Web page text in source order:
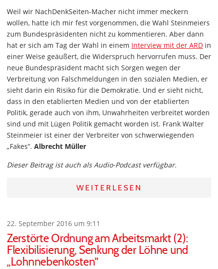
Weil wir NachDenkSeiten-Macher nicht immer meckern
wollen, hatte ich mir fest vorgenommen, die Wahl Steinmeiers
zum Bundespräsidenten nicht zu kommentieren. Aber dann
hat er sich am Tag der Wahl in einem Interview mit der ARD in
einer Weise geäußert, die Widerspruch hervorrufen muss. Der
neue Bundespräsident macht sich Sorgen wegen der
Verbreitung von Falschmeldungen in den sozialen Medien, er
sieht darin ein Risiko für die Demokratie. Und er sieht nicht,
dass in den etablierten Medien und von der etablierten
Politik, gerade auch von ihm, Unwahrheiten verbreitet worden
sind und mit Lügen Politik gemacht worden ist. Frank Walter
Steinmeier ist einer der Verbreiter von schwerwiegenden
„Fakes“. Albrecht Müller
Dieser Beitrag ist auch als Audio-Podcast verfügbar.
WEITERLESEN
22. September 2016 um 9:11
Zerstörte Ordnung am Arbeitsmarkt (2):
Flexibilisierung, Senkung der Löhne und
„Lohnnebenkosten“